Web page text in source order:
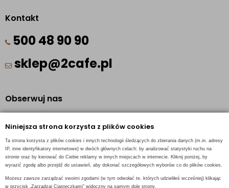
Niniejsza strona korzysta z plików cookies
Ta strona korzysta z plików cookies i innych technologii śledzących do zbierania danych (m.in. adresy
IP, inne identyfikatory internetowe) w dwóch głównych celach: by analizować statystyki ruchu na
stronie oraz by kierować do Ciebie reklamy w innych miejscach w internecie. Kliknij poniżej, by
wyrazić zgodę albo przejdź do ustawień, aby dokonać szczegółowych wyborów co do plików cookies.
Możesz zawsze zarządzać swoimi zgodami (w tym odwołać te, których udzieliłeś wcześniej) klikając
w przycisk „Zarządzaj Ciasteczkami” widoczny na samym dole strony.
Kontakt
500 48 90 90
sklep@2cafe.pl
Obserwuj nas
Instagram